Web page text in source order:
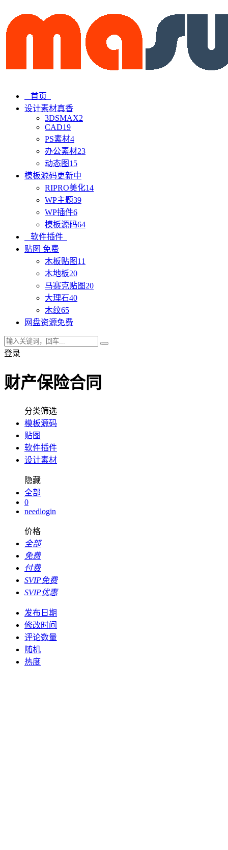
首页
设计素材真香
3DSMAX2
CAD19
PS素材4
办公素材23
动态图 15
模板源码更新中
RIPRO美化14
WP主题39
WP插件6
模板源码64
软件插件
贴图 免费
木板贴图 11
木地板20
马赛克贴图 20
大理石40
木纹65
网盘资源免费
登录
财产保险合同
分类筛选
模板源码
贴图
软件插件
设计素材
隐藏
全部
0
needlogin
价格
全部
免费
付费
SVIP免费
SVIP优惠
发布日期
修改时间
评论数量
随机
热度